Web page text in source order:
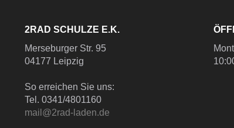
2RAD SCHULZE E.K.
Merseburger Str. 95
04177 Leipzig
So erreichen Sie uns:
Tel. 0341/4801160
mail@2rad-laden.de